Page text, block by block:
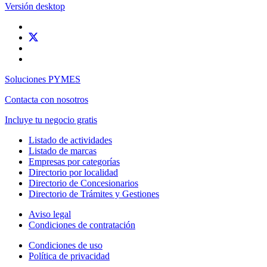
Versión desktop
Soluciones PYMES
Contacta con nosotros
Incluye tu negocio gratis
Listado de actividades
Listado de marcas
Empresas por categorías
Directorio por localidad
Directorio de Concesionarios
Directorio de Trámites y Gestiones
Aviso legal
Condiciones de contratación
Condiciones de uso
Política de privacidad